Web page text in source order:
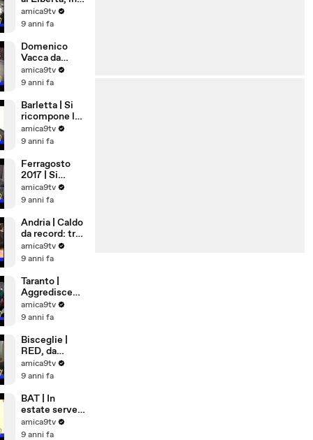
via Nicolai una
pistola
amica9tv
9 anni fa
Domenico
Vacca da
Andria a New
York,
Puglia
amica9tv
9 anni fa
Barletta | Si
ricompone la
Democrazia
Cristiana
amica9tv
9 anni fa
Ferragosto
2017 | Si
rimane a casa
amica9tv
9 anni fa
Andria | Caldo
da record: tra
cibi freschi e
matrimoni
amica9tv
9 anni fa
Taranto |
Aggredisce
anzia in
ospedale
amica9tv
9 anni fa
Bisceglie |
RED, da
Settembre
lavoro per 81
amica9tv
9 anni fa
BAT | In
estate serve
più sangue,
appello alla
amica9tv
9 anni fa